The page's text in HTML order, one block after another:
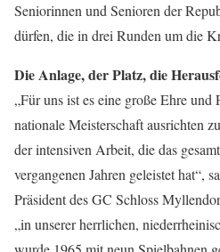
Seniorinnen und Senioren der
dürfen, die in drei Runden um die
Die Anlage, der Platz, die
„Für uns ist es eine große Ehre und
nationale Meisterschaft ausrichten
der intensiven Arbeit, die das
vergangenen Jahren geleistet hat“,
Präsident des GC Schloss
„in unserer herrlichen,